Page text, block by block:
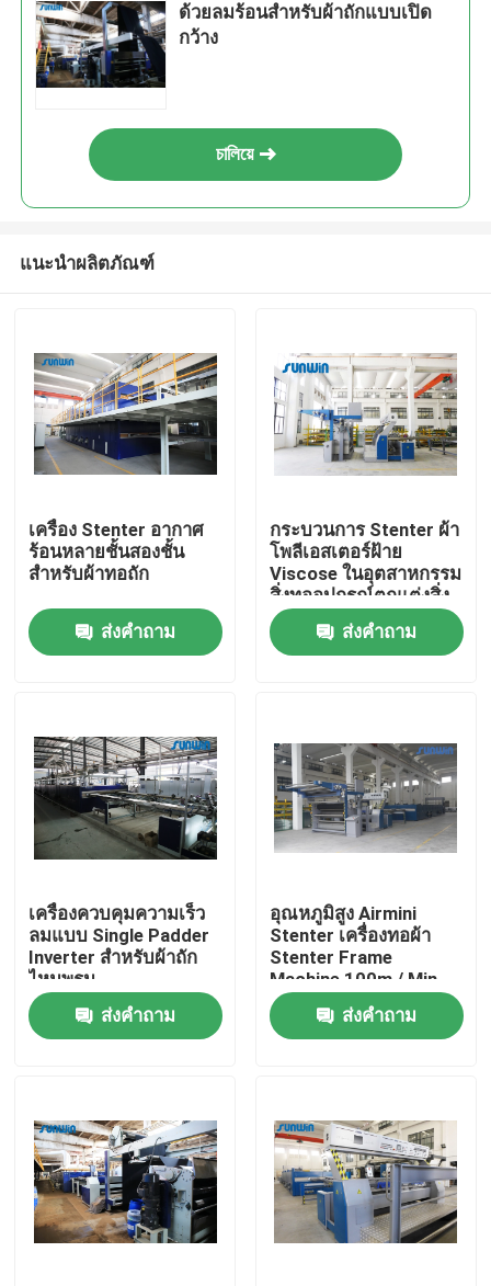
บ้าน
รายชื่อผู้ติดต่อ
ผลิตภัณฑ์
เครื่อง Stenter สิ่งทอ
เครื่องอบไอน้ำร้อน
เครื่องอบผ้า
เครื่องตั้งความร้อนผ้า
ด้วยลมร้อนสำหรับผ้าถักแบบเปิด
กว้าง
চালিয়ে
แนะนำผลิตภัณฑ์
เครื่อง Stenter อากาศ
ร้อนหลายชั้นสองชั้น
สำหรับผ้าทอถัก
ส่งคำถาม
กระบวนการ Stenter ผ้า
โพลีเอสเตอร์ฝ้าย
Viscose ในอุตสาหกรรม
สิ่งทออุปกรณ์ตกแต่งสิ่ง
ทอ
ส่งคำถาม
เครื่องควบคุมความเร็ว
ลมแบบ Single Padder
Inverter สำหรับผ้าถัก
ไหมพรม
ส่งคำถาม
อุณหภูมิสูง Airmini
Stenter เครื่องทอผ้า
Stenter Frame
Machine 100m / Min
ส่งคำถาม